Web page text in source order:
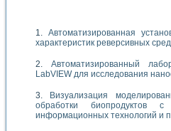
Автоматизированная
характеристик реверсивных сред
Автоматизированный
LabVIEW для исследования
Визуализация
обработки биопродуктов
информационных технологий и